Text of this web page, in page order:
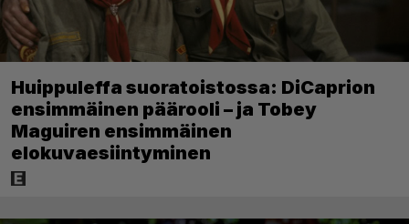
Huippuleffa suoratoistossa: DiCaprion
ensimmäinen päärooli – ja Tobey
Maguiren ensimmäinen
elokuvaesiintyminen